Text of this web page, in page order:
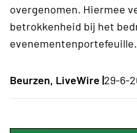
overgenomen. Hiermee
betrokkenheid bij het
evenementenportefeuille.
Beurzen, LiveWire |29-6-